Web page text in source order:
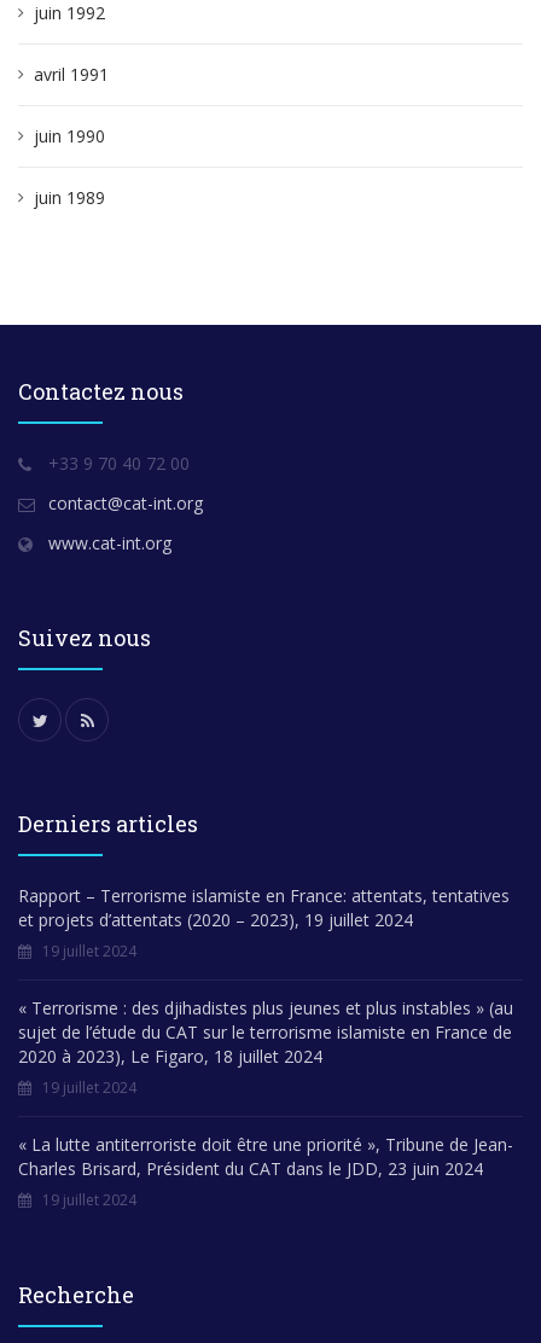
juin 1992
avril 1991
juin 1990
juin 1989
Contactez nous
+33 9 70 40 72 00
contact@cat-int.org
www.cat-int.org
Suivez nous
Derniers articles
Rapport – Terrorisme islamiste en France: attentats, tentatives
et projets d’attentats (2020 – 2023), 19 juillet 2024
19 juillet 2024
« Terrorisme : des djihadistes plus jeunes et plus instables » (au
sujet de l’étude du CAT sur le terrorisme islamiste en France de
2020 à 2023), Le Figaro, 18 juillet 2024
19 juillet 2024
« La lutte antiterroriste doit être une priorité », Tribune de Jean-
Charles Brisard, Président du CAT dans le JDD, 23 juin 2024
19 juillet 2024
Recherche